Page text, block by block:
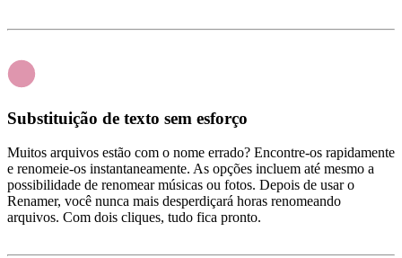
Substituição de texto sem esforço
Muitos arquivos estão com o nome errado? Encontre-os rapidamente
e renomeie-os instantaneamente. As opções incluem até mesmo a
possibilidade de renomear músicas ou fotos. Depois de usar o
Renamer, você nunca mais desperdiçará horas renomeando
arquivos. Com dois cliques, tudo fica pronto.